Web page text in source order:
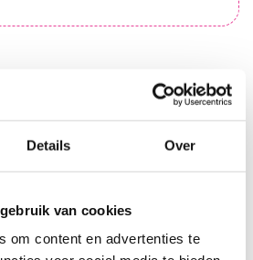
Details Over
van cookies
om content en advertenties te
Nieuws